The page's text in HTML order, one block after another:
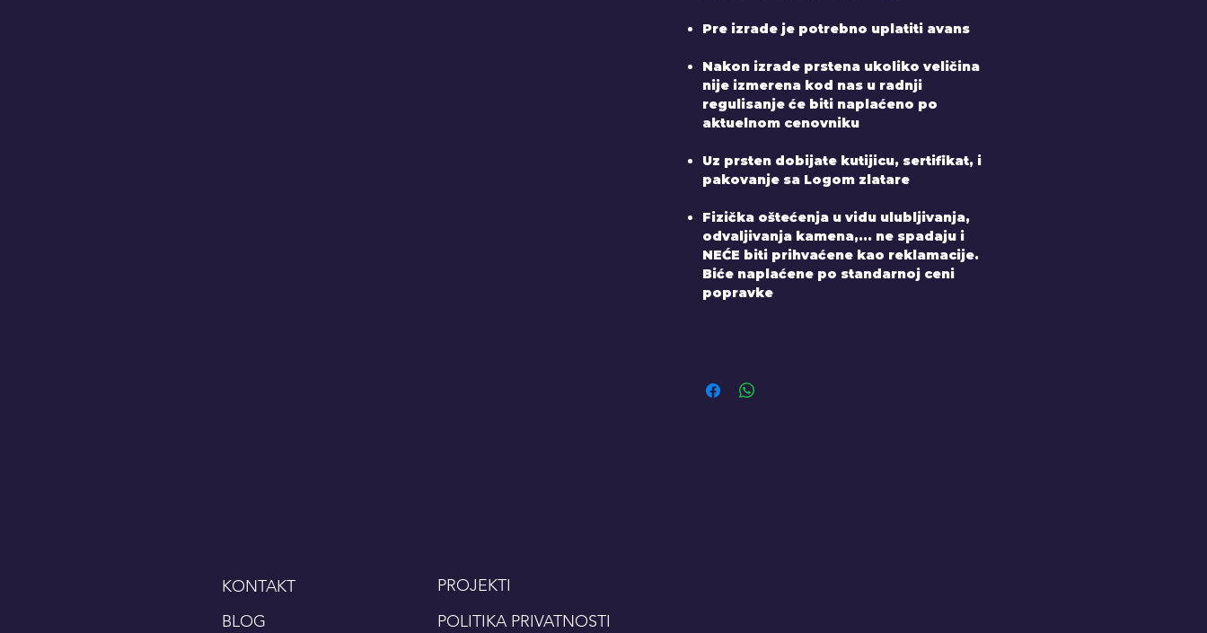
Pre izrade je potrebno uplatiti avans
Nakon izrade prstena ukoliko veličina
nije izmerena kod nas u radnji
regulisanje će biti naplaćeno po
aktuelnom cenovniku
Uz prsten dobijate kutijicu, sertifikat, i
pakovanje sa Logom zlatare
Fizička oštećenja u vidu ulubljivanja,
odvaljivanja kamena,... ne spadaju i
NEĆE biti prihvaćene kao reklamacije.
Biće naplaćene po standarnoj ceni
popravke
KONTAKT
PROJEKTI
BLOG
POLITIKA PRIVATNOSTI